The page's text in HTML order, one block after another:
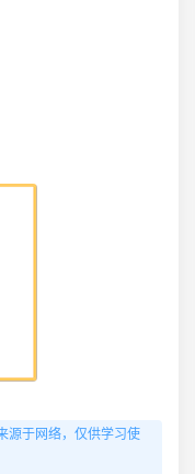
源于网络，仅供学习使